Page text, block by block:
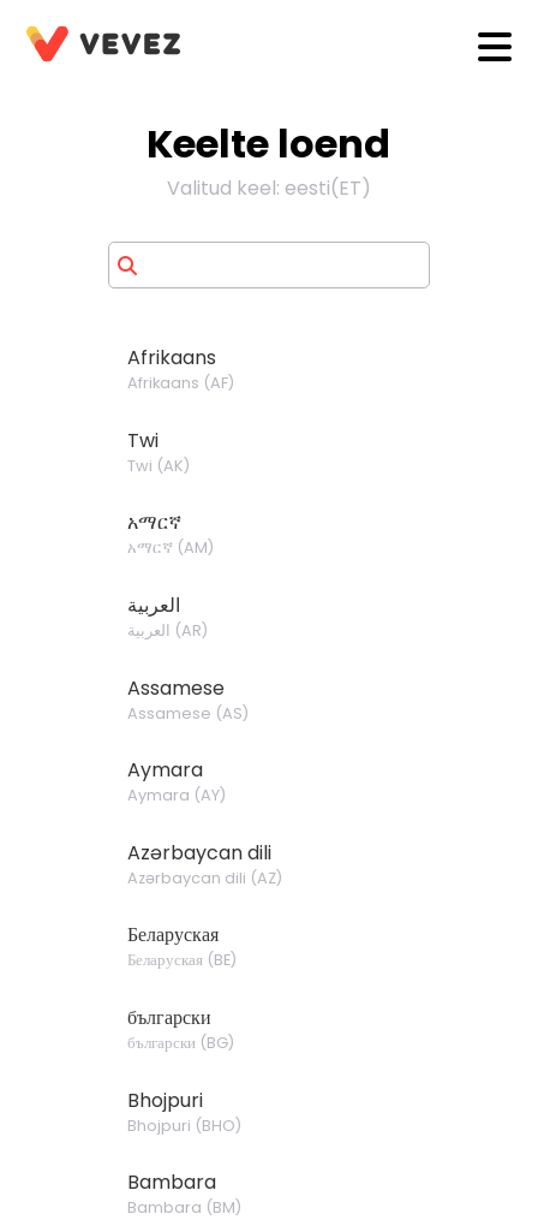
Keelte loend
Valitud keel: eesti(ET)
Afrikaans
Afrikaans (AF)
Twi
Twi (AK)
አማርኛ
አማርኛ (AM)
العربية
العربية (AR)
Assamese
Assamese (AS)
Aymara
Aymara (AY)
Azərbaycan dili
Azərbaycan dili (AZ)
Беларуская
Беларуская (BE)
български
български (BG)
Bhojpuri
Bhojpuri (BHO)
Bambara
Bambara (BM)